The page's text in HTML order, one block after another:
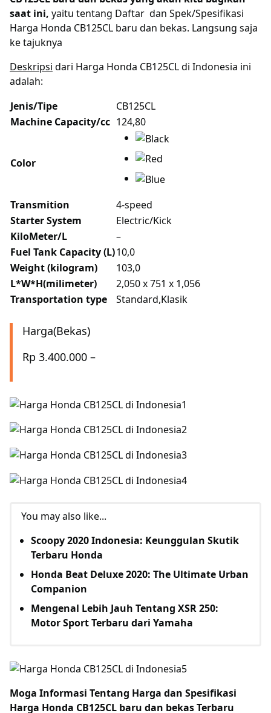
saat ini, yaitu tentang Daftar dan Spek/Spesifikasi
Harga Honda CB125CL baru dan bekas. Langsung saja
ke tajuknya
Deskripsi dari Harga Honda CB125CL di Indonesia ini
adalah:
Jenis/Tipe
CB125CL
Machine Capacity/cc 124,80
Color
Transmition
4-speed
Starter System
Electric/Kick
KiloMeter/L
–
Fuel Tank Capacity (L)10,0
Weight (kilogram)
103,0
L*W*H(milimeter)
2,050 x 751 x 1,056
Transportation type
Standard,Klasik
Harga(Bekas)
Rp 3.400.000 –
You may also like...
Scoopy 2020 Indonesia: Keunggulan Skutik
Terbaru Honda
Honda Beat Deluxe 2020: The Ultimate Urban
Companion
Mengenal Lebih Jauh Tentang XSR 250:
Motor Sport Terbaru dari Yamaha
Moga Informasi Tentang Harga dan Spesifikasi
Harga Honda CB125CL baru dan bekas Terbaru